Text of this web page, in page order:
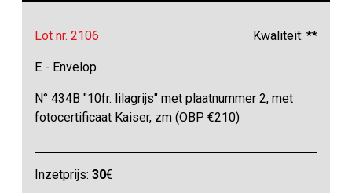
Lot nr. 2106 Kwaliteit: **
E - Envelop
N° 434B "10fr. lilagrijs" met plaatnummer 2, met
fotocertificaat Kaiser, zm (OBP €210)
Inzetprijs:30€